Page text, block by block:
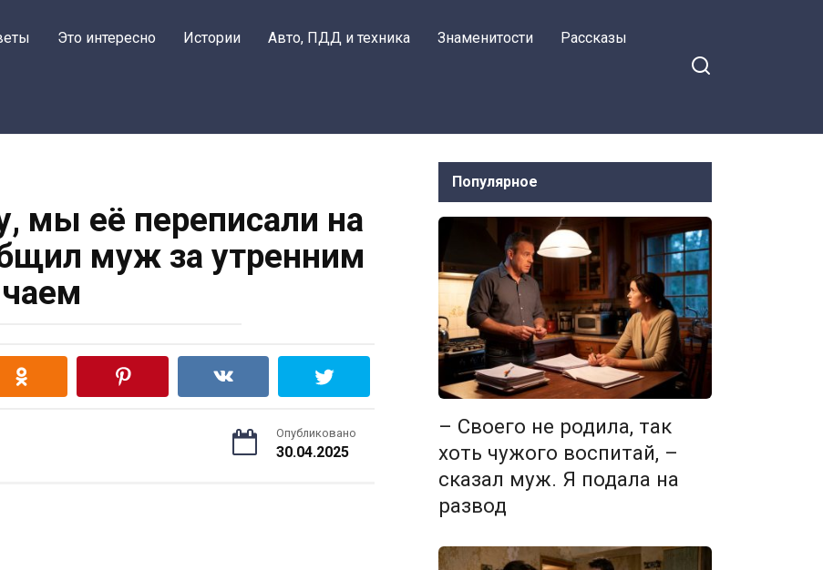
Это интересно Истории Авто, ПДД и техника Знаменитости Рассказы
мы её переписали на
муж за утренним
чаем
Опубликовано
30.04.2025
Популярное
– Своего не родила, так
хоть чужого воспитай, –
сказал муж. Я подала на
развод